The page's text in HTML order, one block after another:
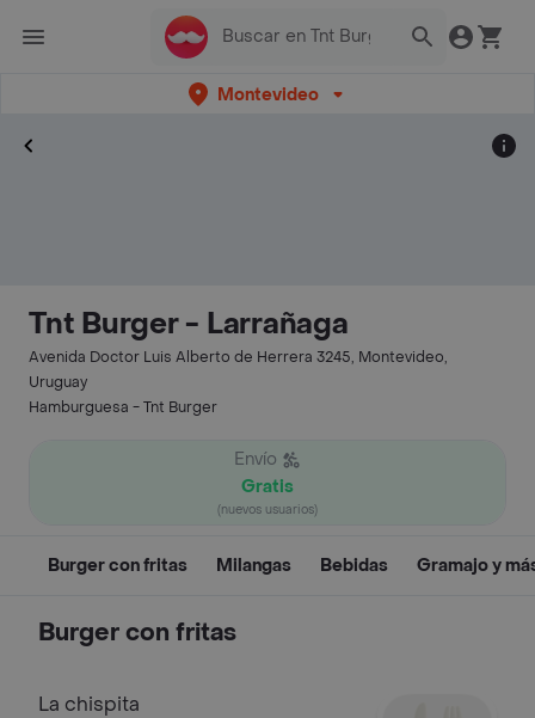
Montevideo
Tnt Burger - Larrañaga
Avenida Doctor Luis Alberto de Herrera 3245, Montevideo,
Uruguay
Hamburguesa - Tnt Burger
Envío
Gratis
(nuevos usuarios)
Burger con fritas Milangas Bebidas Gramajo y
Burger con fritas
La chispita